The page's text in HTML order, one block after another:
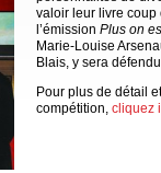
valoir leur livre
l’émission Plus on
Marie-Louise
Blais, y sera
Pour plus de détail
compétition, cliquez